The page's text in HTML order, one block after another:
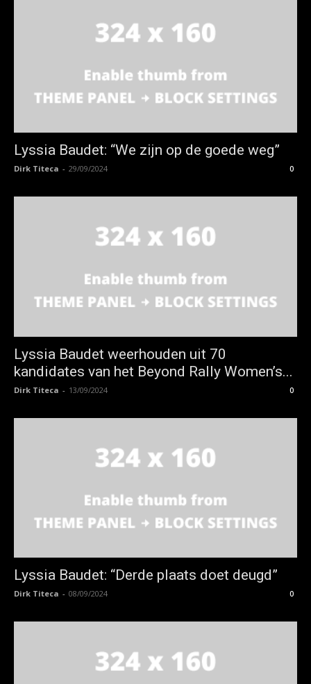
Lyssia Baudet: “We zijn op de goede weg”
Dirk Titeca - 29/09/2024 0
Lyssia Baudet weerhouden uit 70
kandidates van het Beyond Rally Women’s...
Dirk Titeca - 13/09/2024 0
Lyssia Baudet: “Derde plaats doet deugd”
Dirk Titeca - 08/09/2024 0